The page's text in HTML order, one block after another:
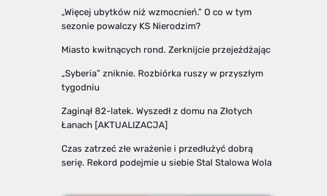
„Więcej ubytków niż wzmocnień.” O co w tym
sezonie powalczy KS Nierodzim?
Miasto kwitnących rond. Zerknijcie przejeżdżając
„Syberia” zniknie. Rozbiórka ruszy w przyszłym
tygodniu
Zaginął 82-latek. Wyszedł z domu na Złotych
Łanach [AKTUALIZACJA]
Czas zatrzeć złe wrażenie i przedłużyć dobrą
serię. Rekord podejmie u siebie Stal Stalowa Wola